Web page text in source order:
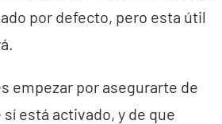
por defecto, pero esta útil
empezar por asegurarte de
sí está activado, y de que